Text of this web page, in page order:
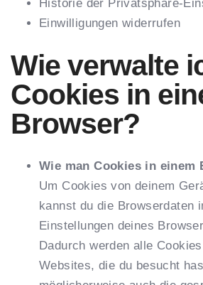
Historie der Privatsphäre-
Einwilligungen widerrufen
Wie verwalte
Cookies in
Browser?
Wie man Cookies in einem
Um Cookies von deinem
kannst du die Browserdaten
Einstellungen deines
Dadurch werden alle
Websites, die du besucht